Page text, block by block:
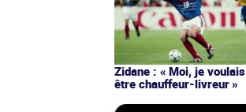
Zidane : « Moi, je voulais
être chauffeur-livreur »